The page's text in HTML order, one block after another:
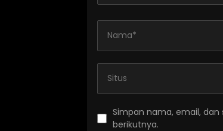
Simpan nama, email,
berikutnya.